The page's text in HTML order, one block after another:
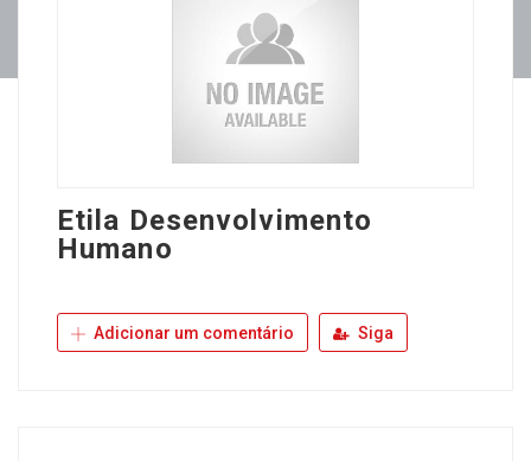
Etila Desenvolvimento
Humano
Adicionar um comentário Siga